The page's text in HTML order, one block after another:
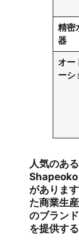
精密
器
オー
ーシ
人気のあ
がありま
た商業生
のブラン
を提供す